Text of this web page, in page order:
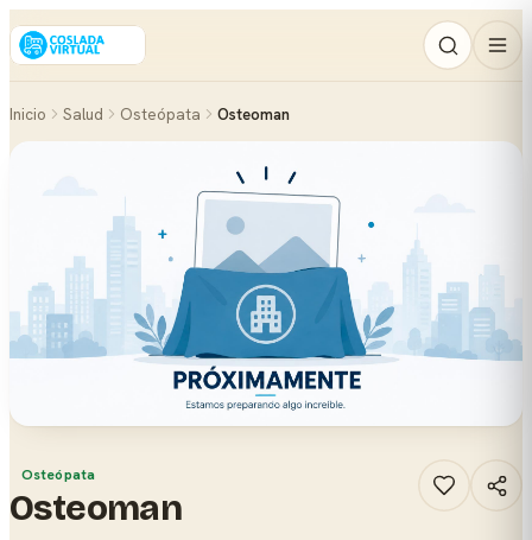
Inicio Salud Osteópata Osteoman
Osteópata
Osteoman